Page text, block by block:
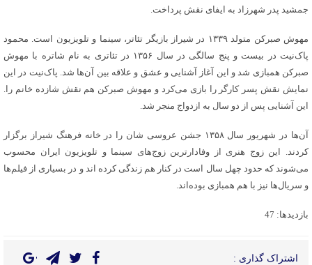
جمشید پدر شهرزاد به ایفای نقش پرداخت.
مهوش صبرکن متولد ۱۳۳۹ در شیراز بازیگر تئاتر، سینما و تلویزیون است. محمود
پاک‌نیت در بیست و پنج سالگی در سال ۱۳۵۶ در تئاتری به نام شاتره با مهوش
صبرکن همبازی شد و این آغاز آشنایی و عشق و علاقه بین آن‌ها شد. پاک‌نیت در این
نمایش نقش پسر کارگر را بازی می‌کرد و مهوش صبرکن هم نقش شازده خانم را.
این آشنایی پس از دو سال به ازدواج منجر شد.
آن‌ها در شهریور سال ۱۳۵۸ جشن عروسی شان را در خانه فرهنگ شیراز برگزار
کردند. این زوج هنری از وفادارترین زوج‌های سینما و تلویزیون ایران محسوب
می‌شوند که حدود چهل سال است در کنار هم زندگی کرده اند و در بسیاری از فیلم‌ها
و سریال‌ها نیز با هم همبازی بوده‌اند.
بازدیدها: 47
اشتراک گذاری :